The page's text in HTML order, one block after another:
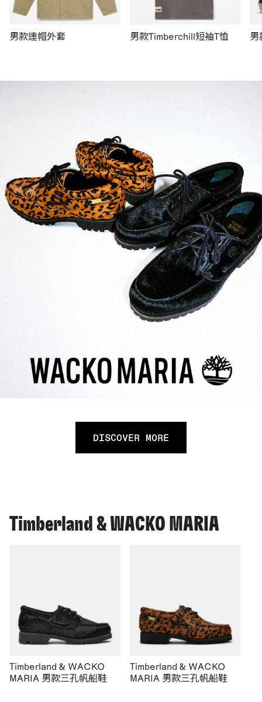
男款連帽外套 男款Timberchill短袖T恤 男
DISCOVER MORE
Timberland & WACKO MARIA
Timberland & WACKO
MARIA 男款三孔帆船鞋
Timberland & WACKO
MARIA 男款三孔帆船鞋